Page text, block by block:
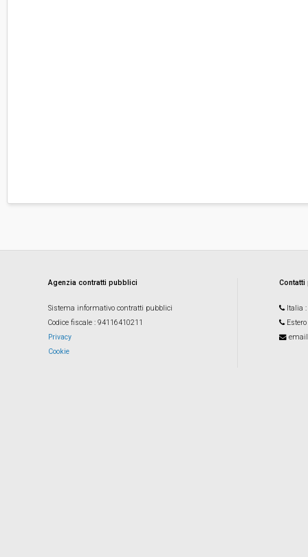
Agenzia contratti pubblici
Sistema informativo contratti pubblici
Codice fiscale : 94116410211
Privacy
Cookie
Italia
Estero
email